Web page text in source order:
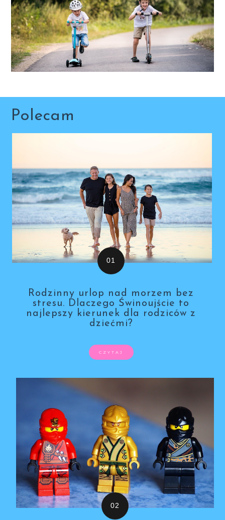
Polecam
Rodzinny urlop nad morzem bez
stresu. Dlaczego Świnoujście to
najlepszy kierunek dla rodziców z
dziećmi?
CZYTAJ